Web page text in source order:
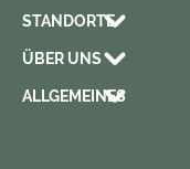
STANDORTE
ÜBER UNS
ALLGEMEINES